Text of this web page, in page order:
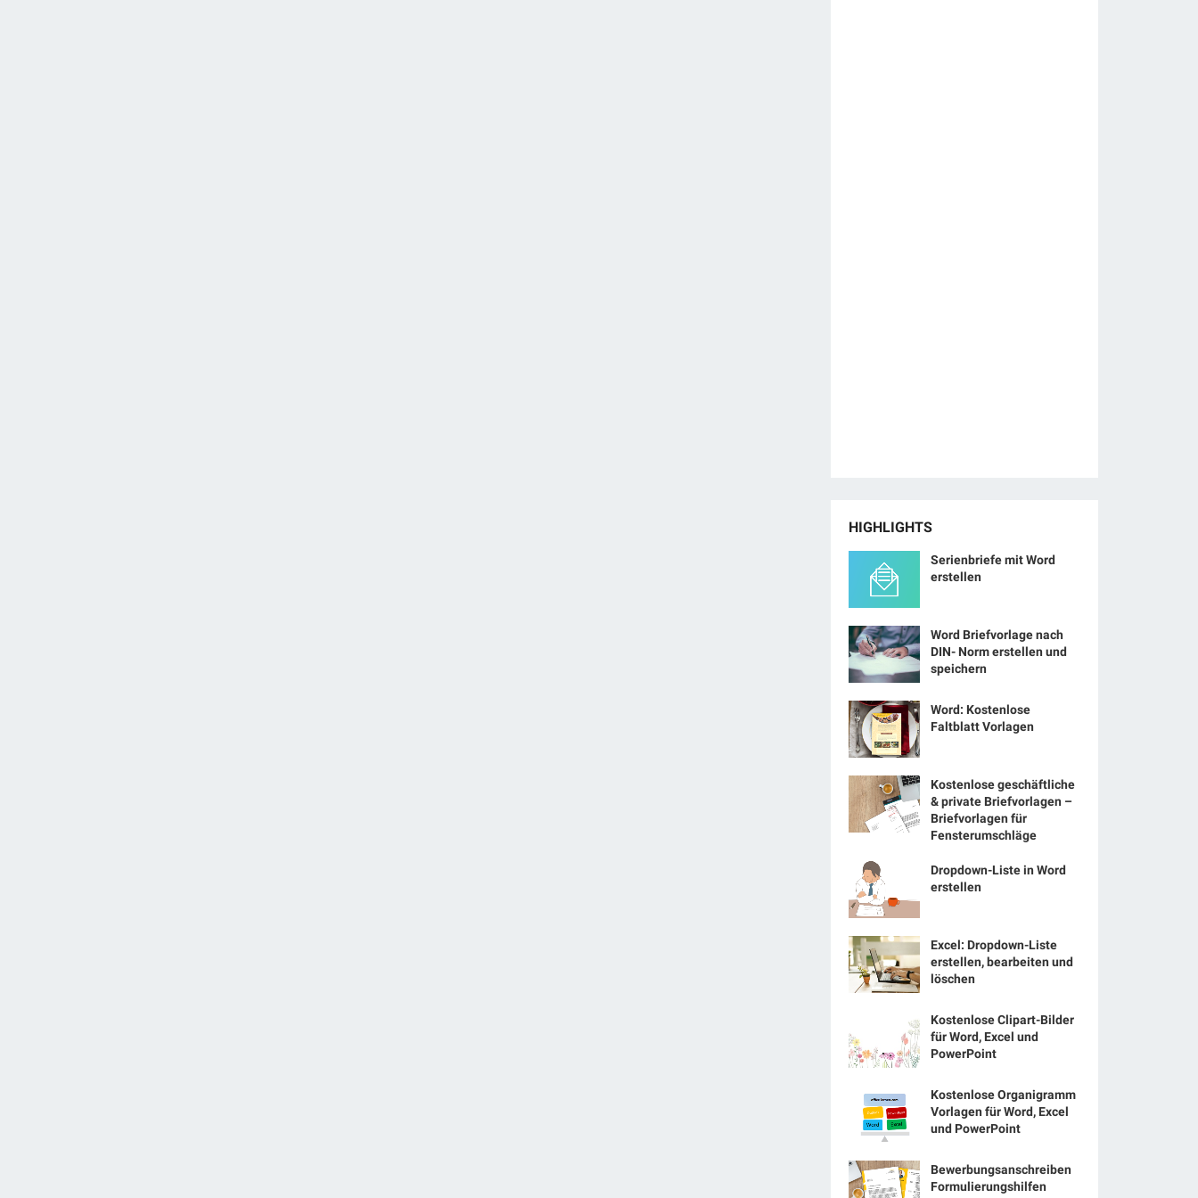
HIGHLIGHTS
Serienbriefe mit Word
erstellen
Word Briefvorlage nach
DIN- Norm erstellen und
speichern
Word: Kostenlose
Faltblatt Vorlagen
Kostenlose geschäftliche
& private Briefvorlagen –
Briefvorlagen für
Fensterumschläge
Dropdown-Liste in Word
erstellen
Excel: Dropdown-Liste
erstellen, bearbeiten und
löschen
Kostenlose Clipart-Bilder
für Word, Excel und
PowerPoint
Kostenlose Organigramm
Vorlagen für Word, Excel
und PowerPoint
Bewerbungsanschreiben
Formulierungshilfen